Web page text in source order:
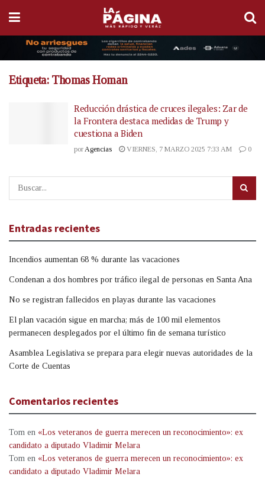
Etiqueta: Thomas Homan
Reducción drástica de cruces ilegales: Zar de
la Frontera destaca medidas de Trump y
cuestiona a Biden
por Agencias VIERNES, 7 MARZO 2025 7:33 AM 0
Entradas recientes
Incendios aumentan 68 % durante las vacaciones
Condenan a dos hombres por tráfico ilegal de personas en Santa Ana
No se registran fallecidos en playas durante las vacaciones
El plan vacación sigue en marcha; más de 100 mil elementos
permanecen desplegados por el último fin de semana turístico
Asamblea Legislativa se prepara para elegir nuevas autoridades de la
Corte de Cuentas
Comentarios recientes
Tom en «Los veteranos de guerra merecen un reconocimiento»: ex
candidato a diputado Vladimir Melara
Tom en «Los veteranos de guerra merecen un reconocimiento»: ex
candidato a diputado Vladimir Melara